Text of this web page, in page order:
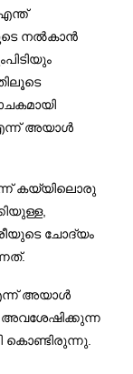
എന്ത്
നൽകാൻ
എന്ന് അയാൾ
കയ്യിലൊരു
ചോദ്യം
അയാൾ
അവശേഷിക്കുന്ന
കൊണ്ടിരുന്നു.